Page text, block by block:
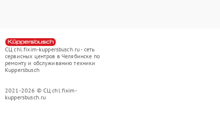
СЦ chl.fixim-kuppersbusch.ru - сеть
сервисных центров в Челябинске по
ремонту и обслуживанию техники
Kuppersbusch
2021-2026 © СЦ chl.fixim-
kuppersbusch.ru